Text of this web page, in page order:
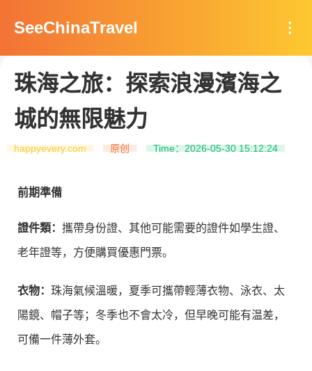
SeeChinaTravel
珠海之旅：探索浪漫濱海之
城的無限魅力
happyevery.com 原创 Time：2026-05-30 15:12:24
前期準備
證件類： 攜帶身份證、其他可能需要的證件如學生證、
老年證等，方便購買優惠門票。
衣物： 珠海氣候溫暖，夏季可攜帶輕薄衣物、泳衣、太
陽鏡、帽子等；冬季也不會太冷，但早晚可能有温差，
可備一件薄外套。